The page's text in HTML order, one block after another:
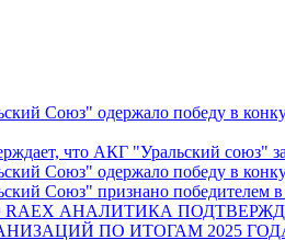
Союз" одержало победу в
что АКГ "Уральский союз"
Союз" одержало победу в
Союз" признано
АНАЛИТИКА
ПО ИТОГАМ 2025